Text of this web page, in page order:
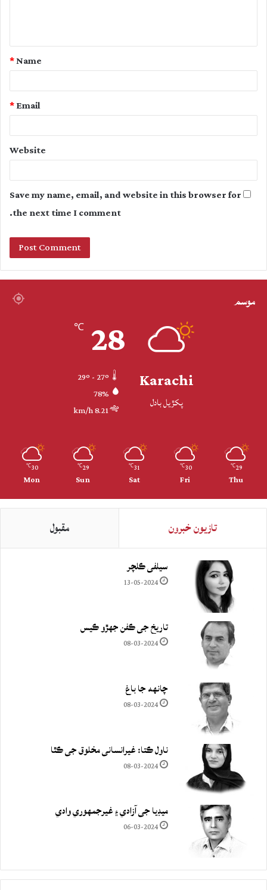
t
Name
*
Email
*
Website
Save my name, email, and website in this browser for
the next time I comment.
موسم
Karachi
پکڙيل بادل
28
℃
78%
8.21 km/h
29
℃
Thu
30
℃
Fri
31
℃
Sat
29
℃
Sun
30
℃
Mon
تازيون خبرون مقبول
سيلفي ڪلچر
13-05-2024
تاريخ جي ڪفن جھڙو ڪيس
08-03-2024
چانهه جا باغ
08-03-2024
ناول ڪتا: غيرانساني مخلوق جي ڪٿا
08-03-2024
ميڊيا جي آزادي ۽ غيرجمھوري وادي
06-03-2024